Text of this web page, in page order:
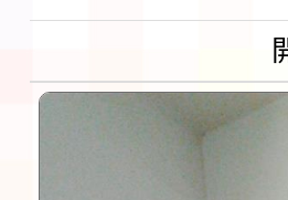
第3次招考
告(不再辦
檢送「桃
賽實施要
本市「115
程安排一案
「桃園市